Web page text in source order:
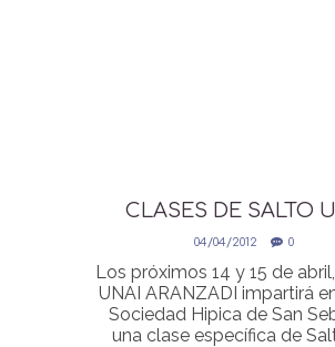
CLASES DE SALTO
ARANZADI
04/04/2012 0
Los próximos 14 y 15 de
UNAI ARANZADI impartirá
Sociedad Hipica de San
una clase específica de